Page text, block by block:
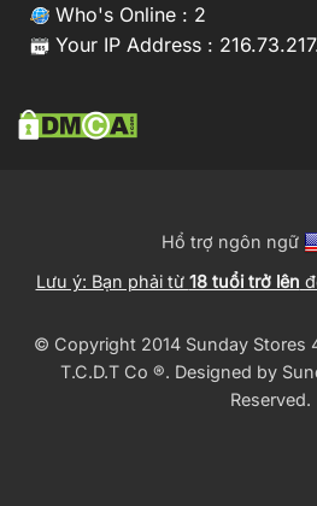
Who's Online : 2
Your IP Address :
Hổ trợ ngôn ngữ
Lưu ý: Bạn phải từ 18 tuổi trở lên
© Copyright 2014 Sunday Stores
T.C.D.T Co ®️. Designed by
Reserved.